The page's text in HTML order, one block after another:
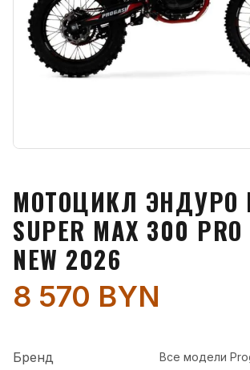
МОТОЦИКЛ ЭНДУРО
SUPER MAX 300
NEW 2026
8 570 BYN
Бренд Все модели